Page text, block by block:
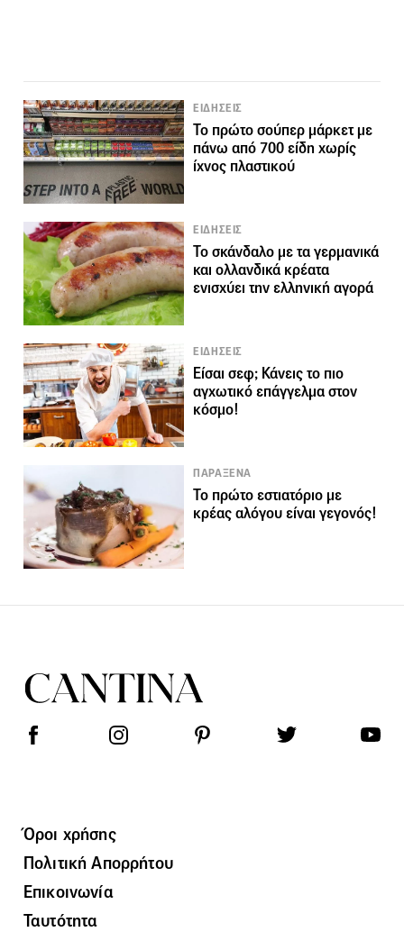
ΕΙΔΗΣΕΙΣ
Το πρώτο σούπερ μάρκετ με
πάνω από 700 είδη χωρίς
ίχνος πλαστικού
ΕΙΔΗΣΕΙΣ
Το σκάνδαλο με τα γερμανικά
και ολλανδικά κρέατα
ενισχύει την ελληνική αγορά
ΕΙΔΗΣΕΙΣ
Είσαι σεφ; Κάνεις το πιο
αγχωτικό επάγγελμα στον
κόσμο!
ΠΑΡΑΞΕΝΑ
Το πρώτο εστιατόριο με
κρέας αλόγου είναι γεγονός!
Όροι χρήσης
Πολιτική Απορρήτου
Επικοινωνία
Ταυτότητα